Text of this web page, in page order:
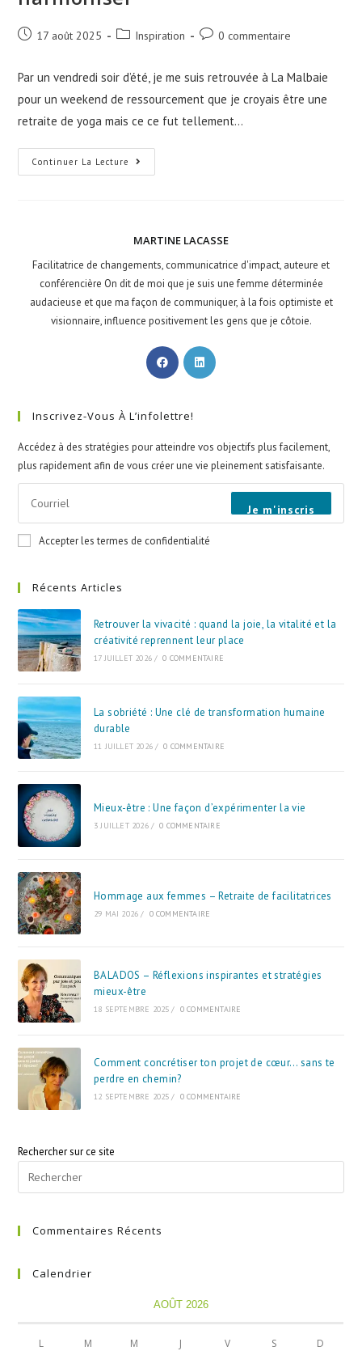
17 août 2025 Inspiration 0 commentaire
Par un vendredi soir d’été, je me suis retrouvée à La Malbaie
pour un weekend de ressourcement que je croyais être une
retraite de yoga mais ce ce fut tellement…
Continuer La Lecture
MARTINE LACASSE
Facilitatrice de changements, communicatrice d'impact, auteure et
conférencière On dit de moi que je suis une femme déterminée
audacieuse et que ma façon de communiquer, à la fois optimiste et
visionnaire, influence positivement les gens que je côtoie.
Inscrivez-Vous À L’infolettre!
Accédez à des stratégies pour atteindre vos objectifs plus facilement,
plus rapidement afin de vous créer une vie pleinement satisfaisante.
Je m'inscris
Accepter les termes de confidentialité
Récents Articles
Retrouver la vivacité : quand la joie, la vitalité et la
créativité reprennent leur place
17 JUILLET 2026 / 0 COMMENTAIRE
La sobriété : Une clé de transformation humaine
durable
11 JUILLET 2026 / 0 COMMENTAIRE
Mieux-être : Une façon d’expérimenter la vie
3 JUILLET 2026 / 0 COMMENTAIRE
Hommage aux femmes – Retraite de facilitatrices
29 MAI 2026 / 0 COMMENTAIRE
BALADOS – Réflexions inspirantes et stratégies
mieux-être
18 SEPTEMBRE 2025 / 0 COMMENTAIRE
Comment concrétiser ton projet de cœur… sans te
perdre en chemin?
12 SEPTEMBRE 2025 / 0 COMMENTAIRE
Rechercher sur ce site
Commentaires Récents
Calendrier
AOÛT 2026
L M M J V S D